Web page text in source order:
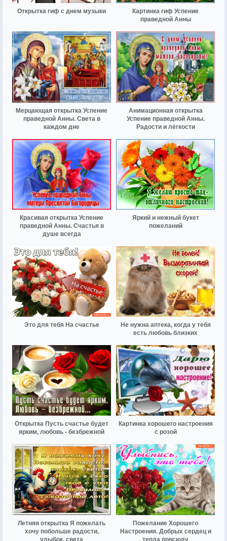
Открытка гиф с днем музыки
Картинка гиф Успение
праведной Анны
Мерцающая открытка Успение
праведной Анны. Света в
каждом дне
Анимационная открытка
Успение праведной Анны.
Радости и лёгкости
Красивая открытка Успение
праведной Анны. Счастья в
душе всегда
Яркий и нежный букет
пожеланий
Это для тебя На счастье
Не нужна аптека, когда у тебя
есть любовь близких
Открытка Пусть счастье будет
ярким, любовь - безбрежной
Картинка хорошего настроения
с розой
Летняя открытка Я пожелать
хочу побольше радости,
улыбок, света
Пожелание Хорошего
Настроения. Добрых сердец и
тепла повсюду